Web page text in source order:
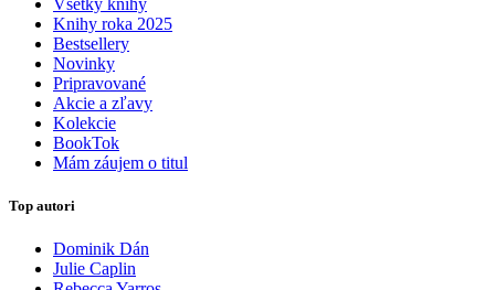
Knihy roka 2025
Bestsellery
Novinky
Pripravované
Akcie a zľavy
Kolekcie
BookTok
Mám záujem o titul
Top autori
Dominik Dán
Julie Caplin